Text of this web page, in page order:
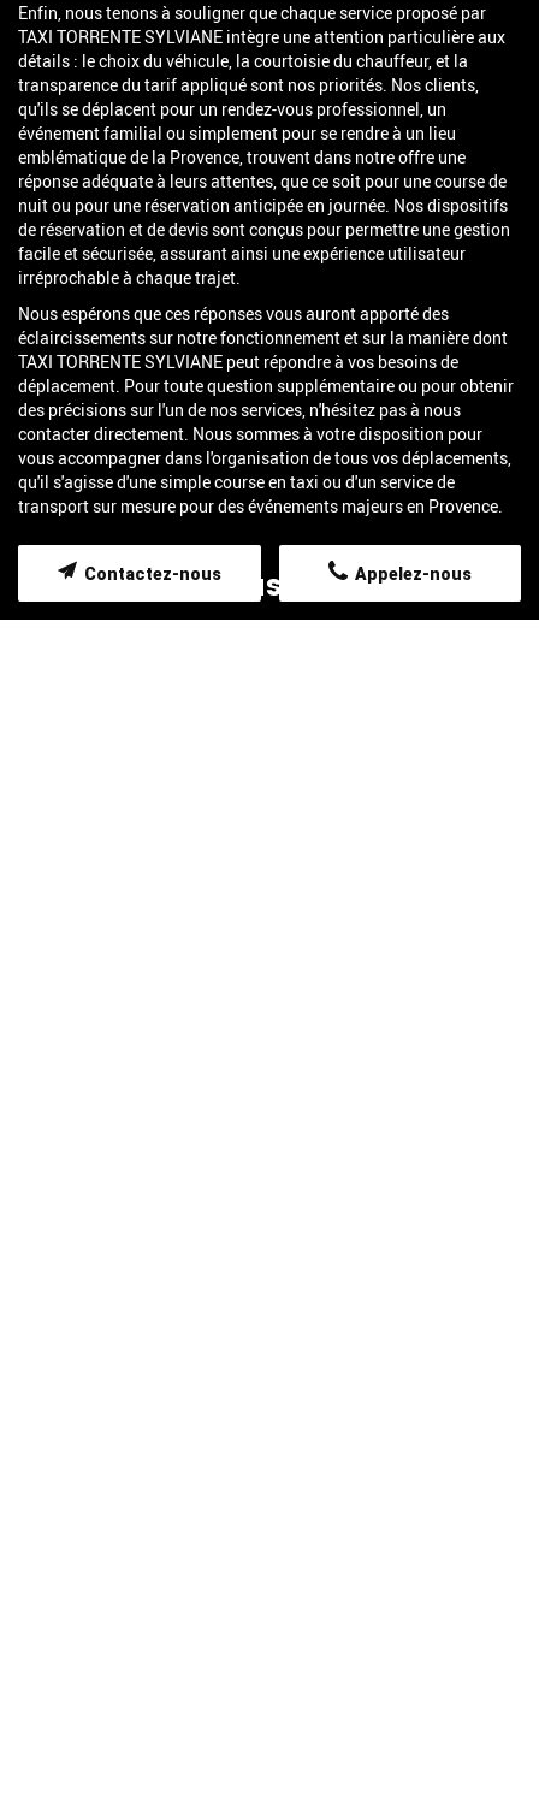
Enfin, nous tenons à souligner que chaque service proposé par
TAXI TORRENTE SYLVIANE intègre une attention particulière aux
détails : le choix du véhicule, la courtoisie du chauffeur, et la
transparence du tarif appliqué sont nos priorités. Nos clients,
qu'ils se déplacent pour un rendez-vous professionnel, un
événement familial ou simplement pour se rendre à un lieu
emblématique de la Provence, trouvent dans notre offre une
réponse adéquate à leurs attentes, que ce soit pour une course de
nuit ou pour une réservation anticipée en journée. Nos dispositifs
de réservation et de devis sont conçus pour permettre une gestion
facile et sécurisée, assurant ainsi une expérience utilisateur
irréprochable à chaque trajet.
Nous espérons que ces réponses vous auront apporté des
éclaircissements sur notre fonctionnement et sur la manière dont
TAXI TORRENTE SYLVIANE peut répondre à vos besoins de
déplacement. Pour toute question supplémentaire ou pour obtenir
des précisions sur l'un de nos services, n'hésitez pas à nous
contacter directement. Nous sommes à votre disposition pour
vous accompagner dans l'organisation de tous vos déplacements,
qu'il s'agisse d'une simple course en taxi ou d'un service de
transport sur mesure pour des événements majeurs en Provence.
Contactez-nous
Merci de bien vouloir remplir ce formulaire afin de nous faire
Appelez-nous
Contactez-nous